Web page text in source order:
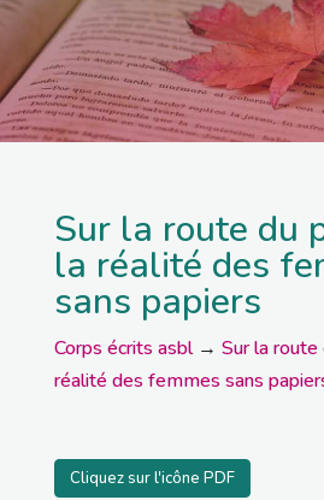
Sur la route du
la réalité des
sans papiers
Corps écrits asbl→ Sur la route
réalité des femmes sans
Cliquez sur l'icône PDF